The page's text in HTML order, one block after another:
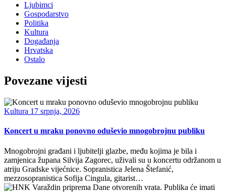
Ljubimci
Gospodarstvo
Politika
Kultura
Događanja
Hrvatska
Ostalo
Povezane vijesti
Kultura 17 srpnja, 2026
Koncert u mraku ponovno oduševio mnogobrojnu publiku
Mnogobrojni građani i ljubitelji glazbe, među kojima je bila i
zamjenica župana Silvija Zagorec, uživali su u koncertu održanom u
atriju Gradske vijećnice. Sopranistica Jelena Štefanić,
mezzosopranistica Sofija Cingula, gitarist…